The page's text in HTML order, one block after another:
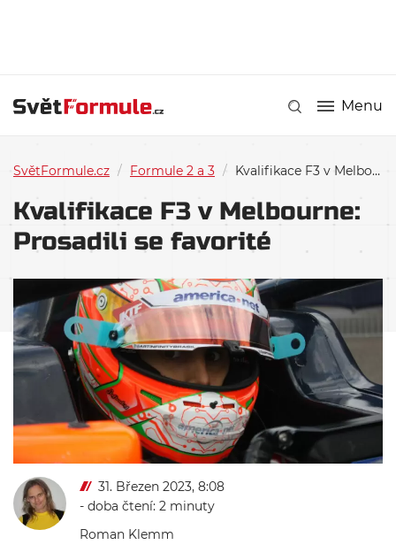
Menu
SvětFormule.cz / Formule 2 a 3 / Kvalifikace F3 v Melbourne: Prosadili se favorité
Kvalifikace F3 v Melbourne:
Prosadili se favorité
31. Březen 2023, 8:08
- doba čtení: 2 minuty
Roman Klemm